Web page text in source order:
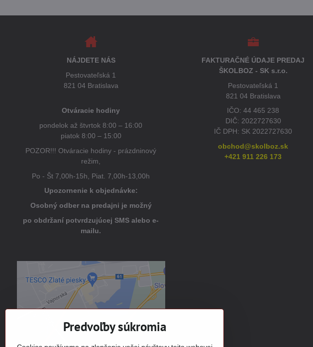
NÁJDETE NÁS
Pestovateľská 1
821 04 Bratislava
Otváracie hodiny
pondelok až štvrtok 8:00 – 16:00
piatok 8:00 – 15:00
POZOR!!! Otváracie hodiny - prázdninový
režim,
Po - Št 7,00h-15h, Piat. 7,00h-13,00h
Upozornenie k objednávke:
Osobný odber na predajni je možný
po obdržaní potvrdzujúcej SMS alebo e-
mailu.
Externý obsah je blokovaný
Voľbami súkromia
FAKTURAČNÉ ÚDAJE PREDAJ
ŠKOLBOZ - SK s.r.o.
Pestovateľská 1
821 04 Bratislava
IČO: 44 465 238
DIČ: 2022727630
IČ DPH: SK 2022727630
obchod@skolboz.sk
+421 911 226 173
Predvoľby súkromia